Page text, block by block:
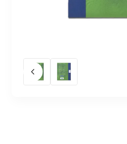
Slide précédent